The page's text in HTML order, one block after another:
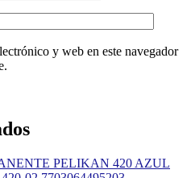
y web en este navegador